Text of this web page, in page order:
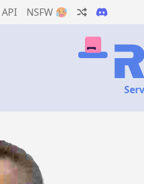
API NSFW 🥵